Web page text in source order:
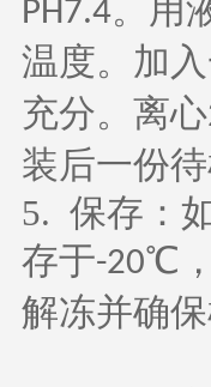
PH7.4。用
温度。加
充分。离心
装后一份
5. 保存：
存于-20℃
解冻并确